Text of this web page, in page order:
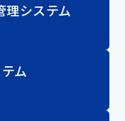
理システム
ム